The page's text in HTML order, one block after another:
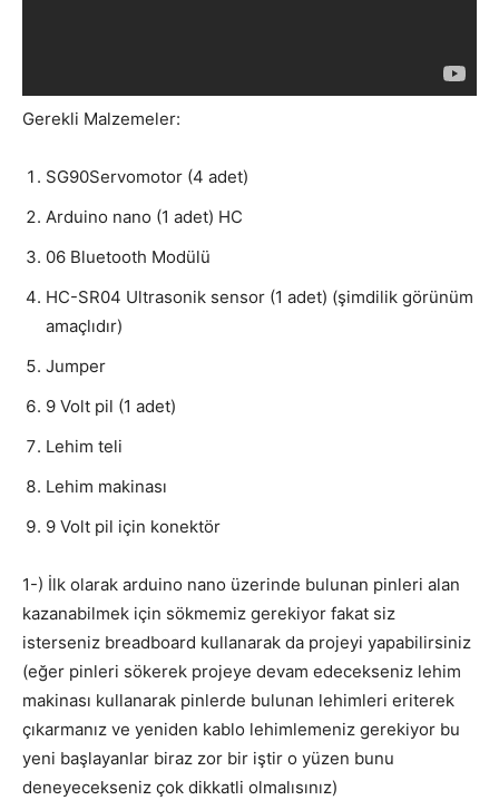
Gerekli Malzemeler:
SG90Servomotor (4 adet)
Arduino nano (1 adet) HC
06 Bluetooth Modülü
HC-SR04 Ultrasonik sensor (1 adet) (şimdilik görünüm
amaçlıdır)
Jumper
9 Volt pil (1 adet)
Lehim teli
Lehim makinası
9 Volt pil için konektör
1-) İlk olarak arduino nano üzerinde bulunan pinleri alan
kazanabilmek için sökmemiz gerekiyor fakat siz
isterseniz breadboard kullanarak da projeyi yapabilirsiniz
(eğer pinleri sökerek projeye devam edecekseniz lehim
makinası kullanarak pinlerde bulunan lehimleri eriterek
çıkarmanız ve yeniden kablo lehimlemeniz gerekiyor bu
yeni başlayanlar biraz zor bir iştir o yüzen bunu
deneyecekseniz çok dikkatli olmalısınız)